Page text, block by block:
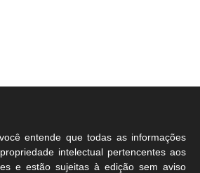
entende que todas as informações
intelectual pertencentes aos
e estão sujeitas à edição sem aviso